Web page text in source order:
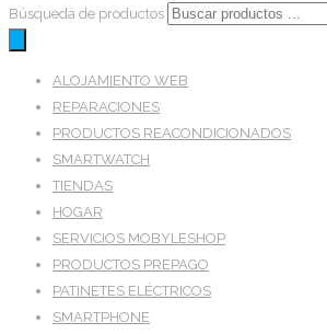
Búsqueda de productos
ALOJAMIENTO WEB
REPARACIONES
PRODUCTOS REACONDICIONADOS
SMARTWATCH
TIENDAS
HOGAR
SERVICIOS MOBYLESHOP
PRODUCTOS PREPAGO
PATINETES ELÉCTRICOS
SMARTPHONE